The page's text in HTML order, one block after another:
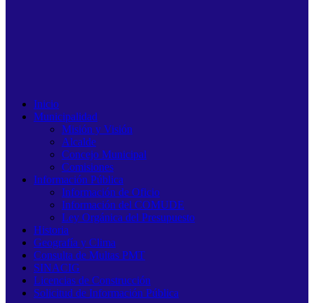
Inicio
Municipalidad
Misión y Visión
Alcalde
Concejo Municipal
Comisiones
Información Pública
Información de Oficio
Información del COMUDE
Ley Orgánica del Presupuesto
Historia
Geografía y Clima
Consulta de Multas PMT
SINACIG
Licencias de Construcción
Solicitud de Información Pública